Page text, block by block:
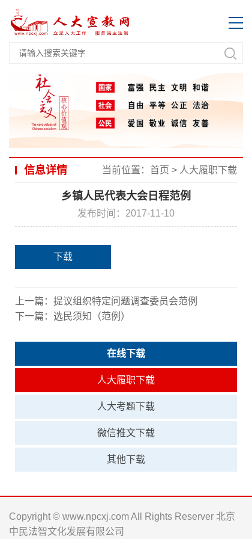
信息详情 当前位置： 首页 > 人大履职下载
乡镇人民代表大会日程范例
发布时间：2017-11-10
下载
上一篇： 提议组织特定问题调查委员会范例
下一篇： 选民须知（范例）
在线下载
人大履职下载
人大考题下载
微信推文下载
其他下载
Copyright © www.npcxj.com All Rights Reserver 北京
中民法智文化发展有限公司